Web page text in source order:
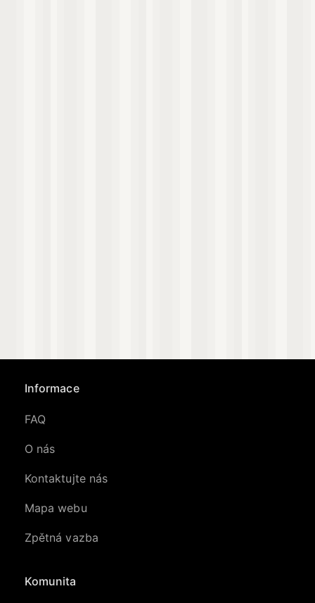
Informace
FAQ
O nás
Kontaktujte nás
Mapa webu
Zpětná vazba
Komunita